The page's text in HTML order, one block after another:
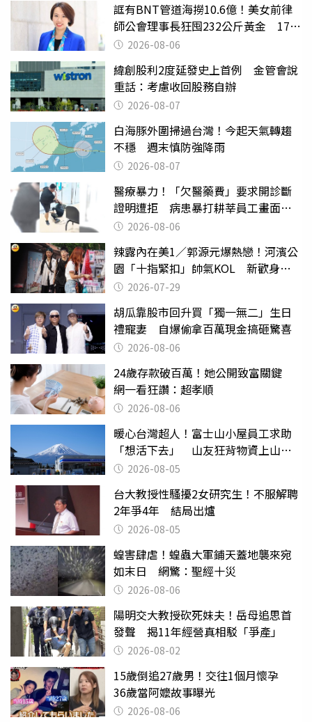
誆有BNT管道海撈10.6億！美女前律
師公會理事長狂囤232公斤黃金 17人
遭起訴
2026-08-06
緯創股利2度延發史上首例 金管會說
重話：考慮收回股務自辦
2026-08-07
白海豚外圍掃過台灣！今起天氣轉趨
不穩 週末慎防強降雨
2026-08-07
醫療暴力！「欠醫藥費」要求開診斷
證明遭拒 病患暴打耕莘員工畫面曝
光 2026-08-06
辣露內在美1／郭源元爆熱戀！河濱公
園「十指緊扣」帥氣KOL 新歡身份
曝光2026-07-29
胡瓜靠股市回升買「獨一無二」生日
禮寵妻 自爆偷拿百萬現金搞砸驚喜
2026-08-06
24歲存款破百萬！她公開致富關鍵
網一看狂讚：超孝順
2026-08-06
暖心台灣超人！富士山小屋員工求助
「想活下去」 山友狂背物資上山：
台灣真的是寶島
2026-08-05
台大教授性騷擾2女研究生！不服解聘
2年爭4年 結局出爐
2026-08-05
蝗害肆虐！蝗蟲大軍鋪天蓋地襲來宛
如末日 網驚：聖經十災
2026-08-06
陽明交大教授砍死妹夫！岳母追思首
發聲 揭11年經營真相駁「爭產」
2026-08-02
15歲倒追27歲男！交往1個月懷孕
36歲當阿嬤故事曝光
2026-08-06